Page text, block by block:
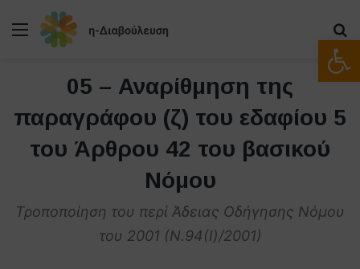
Μενού
05 – Αναρίθμηση της
παραγράφου (ζ) του εδαφίου 5
του Άρθρου 42 του βασικού
Νόμου
Τροποποίηση του περί Άδειας Οδήγησης Νόμου
του 2001 (Ν.94(Ι)/2001)